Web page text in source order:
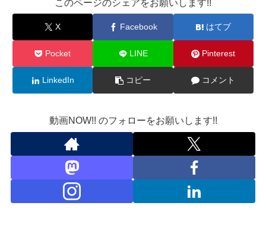
このページのシェアをお願いします!!
X Facebook はてブ
Pocket LINE Pinterest
LinkedIn コピー コメント
動画NOW!! のフォローをお願いします!!